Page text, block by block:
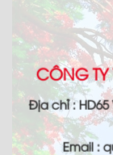
CÔNG
Địa chỉ : HD65
Email :